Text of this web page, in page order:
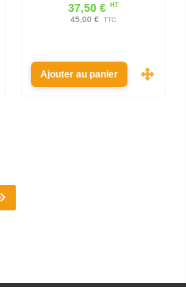
37,50 € HT
45,00 € TTC
Ajouter au panier